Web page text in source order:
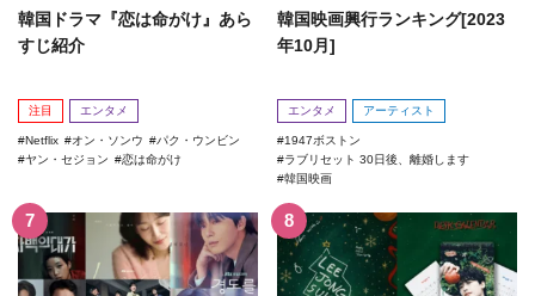
韓国ドラマ『恋は命がけ』あら
すじ紹介
注目 エンタメ
Netflix オン・ソンウ
パク・ウンビン
ヤン・セジョン
恋は命がけ
韓国映画興行ランキング[2023
年10月]
エンタメ アーティスト
1947ボストン
ラブリセット 30日後、離婚します
韓国映画